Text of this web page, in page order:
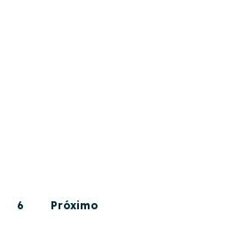
6 Próximo